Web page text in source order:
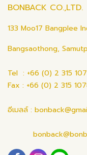
BONBACK CO.,LTD.
133 Moo17 Bangplee
Bangsaothong,
Tel : +66 (0) 2 315
Fax : +66 (0) 2 315
อีเมลล์ :